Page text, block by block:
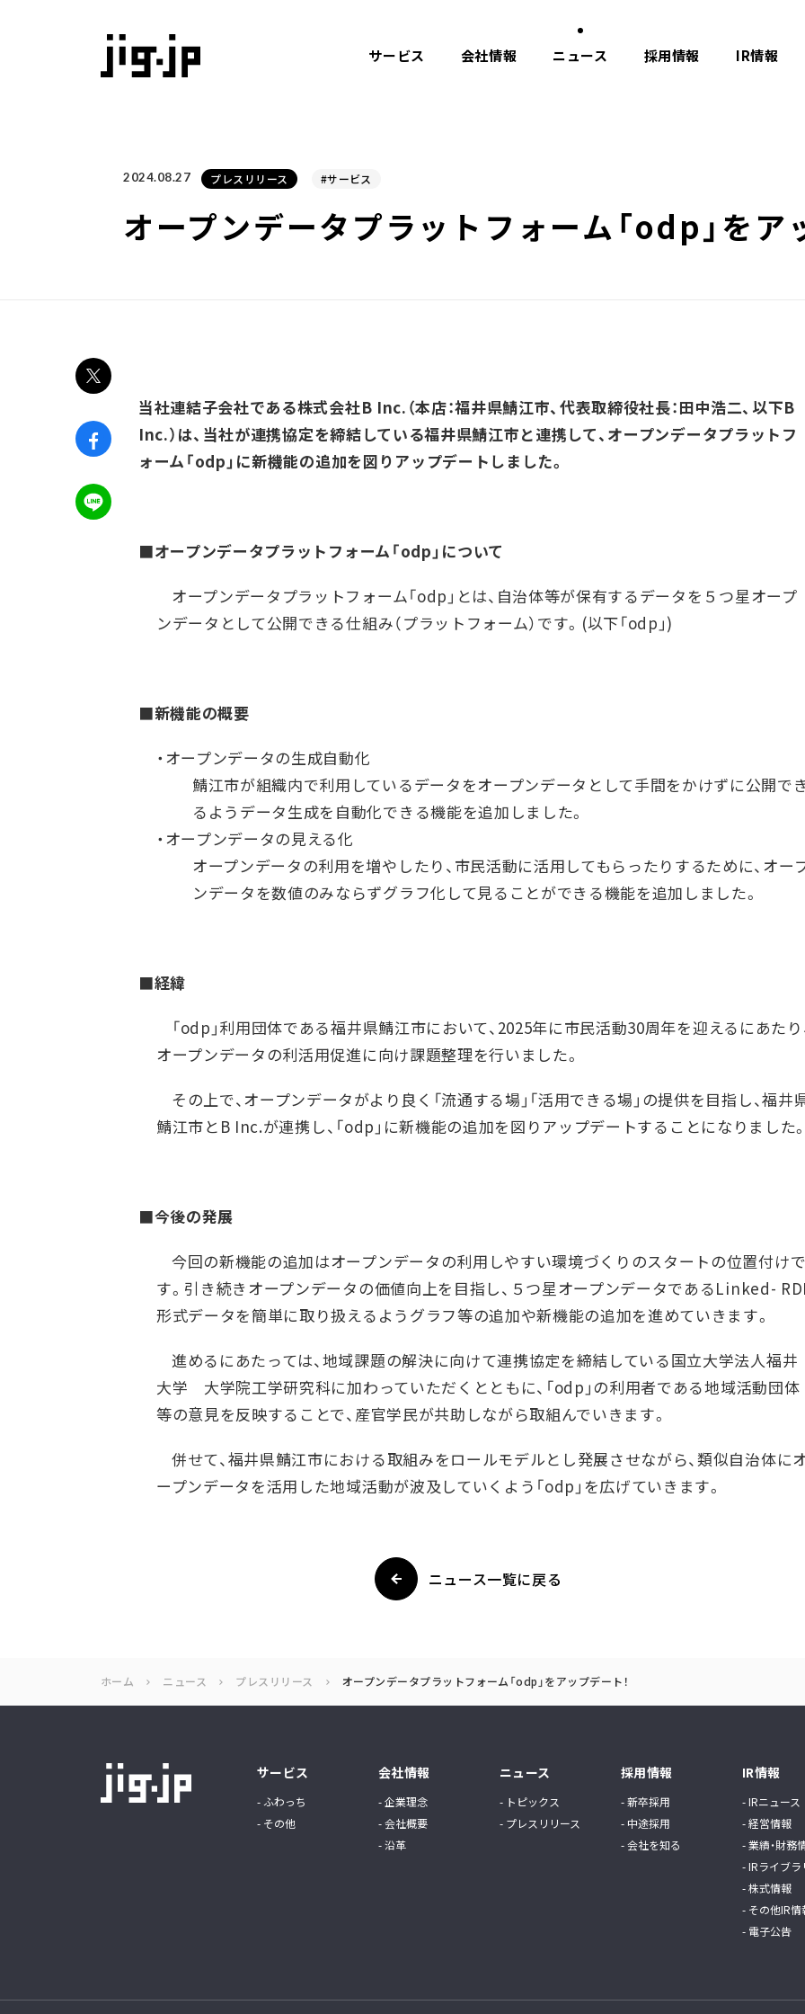
サービス 会社情報 ニュース 採用情報 IR情報
2024.08.27 プレスリリース #サービス
オープンデータプラットフォーム「odp」をア
当社連結子会社である株式会社B Inc.（本店：福井県鯖江市、代表取締役社長：田中浩二、以下B
Inc.）は、当社が連携協定を締結している福井県鯖江市と連携して、オープンデータプラットフ
ォーム「odp」に新機能の追加を図りアップデートしました。
■オープンデータプラットフォーム「odp」について
オープンデータプラットフォーム「odp」とは、自治体等が保有するデータを５つ星オープ
ンデータとして公開できる仕組み（プラットフォーム）です。(以下「odp」)
■新機能の概要
・オープンデータの生成自動化
鯖江市が組織内で利用しているデータをオープンデータとして手間をかけずに公開で
るようデータ生成を自動化できる機能を追加しました。
・オープンデータの見える化
オープンデータの利用を増やしたり、市民活動に活用してもらったりするために、オー
ンデータを数値のみならずグラフ化して見ることができる機能を追加しました。
■経緯
「odp」利用団体である福井県鯖江市において、2025年に市民活動30周年を迎えるにあたり
オープンデータの利活用促進に向け課題整理を行いました。
その上で、オープンデータがより良く「流通する場」「活用できる場」の提供を目指し、福井
鯖江市とB Inc.が連携し、「odp」に新機能の追加を図りアップデートすることになりました。
■今後の発展
今回の新機能の追加はオープンデータの利用しやすい環境づくりのスタートの位置付けで
す。引き続きオープンデータの価値向上を目指し、５つ星オープンデータであるLinked-
形式データを簡単に取り扱えるようグラフ等の追加や新機能の追加を進めていきます。
進めるにあたっては、地域課題の解決に向けて連携協定を締結している国立大学法人福井
大学 大学院工学研究科に加わっていただくとともに、「odp」の利用者である地域活動団体
等の意見を反映することで、産官学民が共助しながら取組んでいきます。
併せて、福井県鯖江市における取組みをロールモデルとし発展させながら、類似自治体に
ープンデータを活用した地域活動が波及していくよう「odp」を広げていきます。
ニュース一覧に戻る
ホーム ニュース プレスリリース オープンデータプラットフォーム「odp」をアップデート！
サービス
- ふわっち
- その他
会社情報
- 企業理念
- 会社概要
- 沿革
ニュース
- トピックス
- プレスリリース
採用情報
- 新卒採用
- 中途採用
- 会社を知る
IR情報
- IRニュース
- 経営情報
- 業績・財務
- IRライブラ
- 株式情報
- その他IR情
- 電子公告